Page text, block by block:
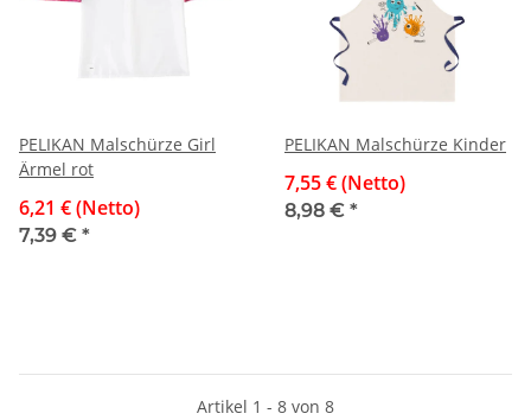
PELIKAN Malschürze Girl
Ärmel rot
6,21 € (Netto)
7,39 € *
PELIKAN Malschürze Kinder
7,55 € (Netto)
8,98 € *
Artikel 1 - 8 von 8